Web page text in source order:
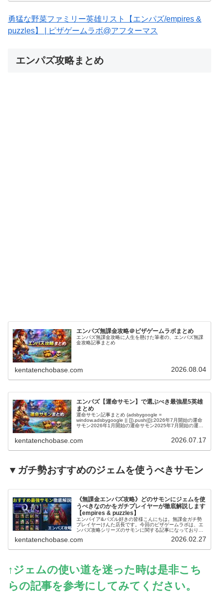
勇猛な野菜ファミリー英雄リスト【エンパズ/empires &
puzzles】 | ピザゲームラボ@アフターマス
エンパズ攻略まとめ
エンパズ無課金攻略＠ピザゲームラボまとめ
エンパズ無課金攻略に人生を懸けた筆者の、エンパズ無課
金攻略記事まとめ
kentatenchobase.com 2026.08.04
エンパズ【運命サモン】で選ぶべき最強星5英雄
まとめ
運命サモン記事まとめ (adsbygoogle =
window.adsbygoogle || []).push({});2026年7月開始の運命
サモン2026年1月開始の運命サモン2025年7月開始の運命
kentatenchobase.com 2026.07.17
▼ガチ勢おすすめのジェムを使うべきサモン
《無課金エンパズ攻略》どのサモンにジェムを使
うべきなのかをガチプレイヤーが徹底解説します
【empires & puzzles】
エンパイア&パズル好きの皆様こんにちは。無課金ガチ勢
プレイヤーけんた店長です。今回のピザゲームラボは、エ
ンパズ攻略シリーズのサモンに関する記事になっておりま
筆者が、多くのプレイヤーさんが迷…
kentatenchobase.com 2026.02.27
↑ジェムの使い道を迷った時は是非こち
らの記事を参考にしてみてください。